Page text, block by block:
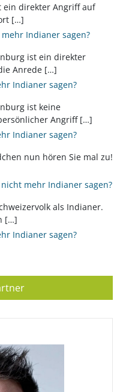
ein direkter Angriff auf
[…]
Indianer sagen?
ist ein direkter
Anrede […]
Indianer sagen?
ist keine
Angriff […]
Indianer sagen?
nun hören Sie mal zu!
mehr Indianer sagen?
als Indianer.
[…]
Indianer sagen?